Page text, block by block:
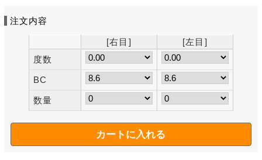
注文内容
[右目]
[左目]
度数
BC
数量